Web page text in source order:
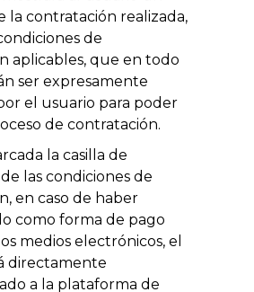
la contratación realizada,
de
aplicables, que en todo
ser expresamente
el usuario para poder
de contratación.
la casilla de
las condiciones de
en caso de haber
como forma de pago
medios electrónicos, el
directamente
a la plataforma de